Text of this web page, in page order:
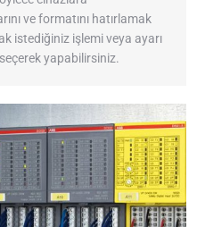
ve formatını hatırlamak
istediğiniz işlemi veya ayarı
yapabilirsiniz.